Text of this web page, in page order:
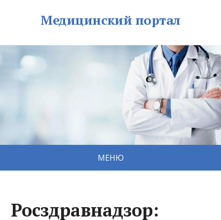
Медицинский портал
МЕНЮ
Росздравнадзор: